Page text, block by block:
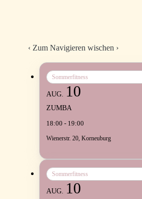
Sommerfitness
AUG. 10
ZUMBA
18:00 - 19:00
Wienerstr. 20, Korneuburg
Sommerfitness
AUG. 10
‹ Zum Navigieren wischen ›